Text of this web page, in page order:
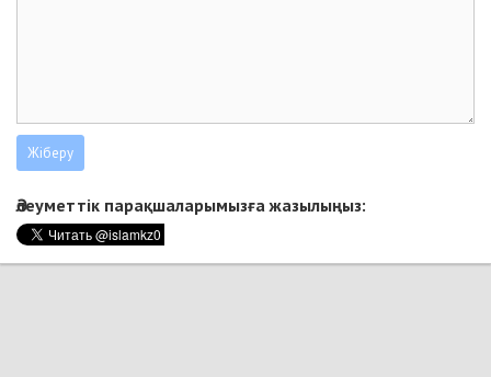
Әлеуметтік парақшаларымызға жазылыңыз: